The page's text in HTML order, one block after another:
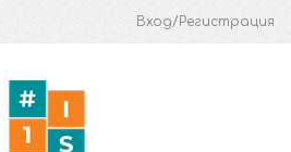
Вход/Регистрация